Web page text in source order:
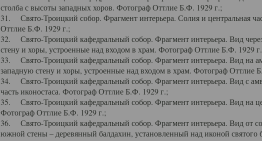
столба с высоты западных хоров. Фотограф Оттлие Б.Ф. 1929 г.;
31. Свято-Троицкий собор. Фрагмент интерьера. Солия и центральная
Оттлие Б.Ф. 1929 г.;
32. Свято-Троицкий кафедральный собор. Фрагмент интерьера. Вид
стену и хоры, устроенные над входом в храм. Фотограф Оттлие Б.Ф. 1929
33. Свято-Троицкий кафедральный собор. Фрагмент интерьера. Вид на
западную стену и хоры, устроенные над входом в храм. Фотограф Оттлие
34. Свято-Троицкий кафедральный собор. Фрагмент интерьера. Вид с
часть иконостаса. Фотограф Оттлие Б.Ф. 1929 г.;
35. Свято-Троицкий кафедральный собор. Фрагмент интерьера. Вид на
Фотограф Оттлие Б.Ф. 1929 г.;
36. Свято-Троицкий кафедральный собор. Фрагмент интерьера. Вид от
южной стены – деревянный балдахин, установленный над иконой святого